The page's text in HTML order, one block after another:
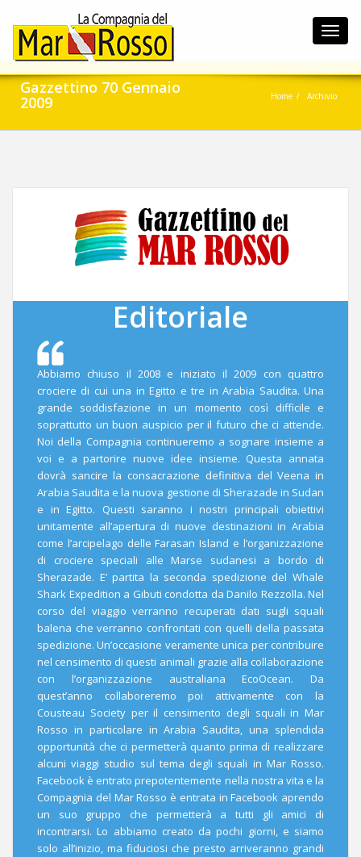
Gazzettino 70 Gennaio
2009 Home Archivio
Editoriale
Abbiamo chiuso il 2008 e iniziato il 2009 con quattro
crociere di cui una in Egitto e tre in Arabia Saudita. Una
grande soddisfazione in un momento così difficile e
soprattutto un buon auspicio per il futuro che ci attende.
Noi della Compagnia continueremo a sognare insieme a
voi e a partorire nuove idee insieme. Questa annata
dovrà sancire la consacrazione definitiva del Veena in
Arabia Saudita e la nuova gestione di Sherazade in Sudan
e in Egitto. Questi saranno i nostri principali obiettivi
unitamente all’apertura di nuove destinazioni in Arabia
come l’arcipelago delle Farasan Island e l’organizzazione
di crociere speciali alle Marse sudanesi a bordo di
Sherazade. E’ partita la seconda spedizione del Whale
Shark Expedition a Gibuti condotta da Danilo Rezzolla. Nel
corso del viaggio verranno recuperati dati sugli squali
balena che verranno confrontati con quelli della passata
spedizione. Un’occasione veramente unica per contribuire
nel censimento di questi animali grazie alla collaborazione
con l’organizzazione australiana EcoOcean. Da
quest’anno collaboreremo poi attivamente con la
Cousteau Society per il censimento degli squali in Mar
Rosso in particolare in Arabia Saudita, una splendida
opportunità che ci permetterà quanto prima di realizzare
alcuni viaggi studio sul tema degli squali in Mar Rosso.
Facebook è entrato prepotentemente nella nostra vita e la
Compagnia del Mar Rosso è entrata in Facebook aprendo
un suo gruppo che permetterà a tutti gli amici di
incontrarsi. Lo abbiamo creato da pochi giorni, e siamo
solo all’inizio, ma fiduciosi che presto arriveranno grandi